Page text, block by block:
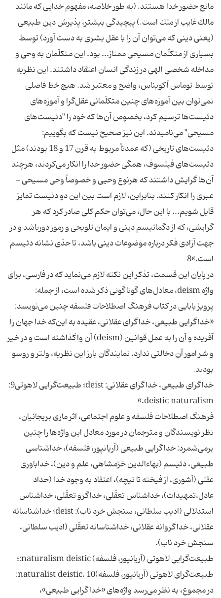
مانع حضور خدا هستند. (به طور خلاصه، مفهوم خدايى كه مانند
مالك غايب از ملك است.) پيچيدگى بيشتر، پذيرش دين طبيعى
(يعنى دينى كه مى‌توان آن را با عقل بشرى به دست آورد) توسط
بسيارى از متكلّمان مسيحى ممتاز... بود. اين متكلّمان به وحى و
مداخله شخصى الهى در زندگى انسان اعتقاد داشتند. اين نظريه
توسط توماس آكويناس، واضح و معتبر شد. هيچ خط فاصلى
نمى‌توان بين آموزه‌هاى چنين متكلّمانى عقل‌گرا و آموزه‌هاى
دئيست‌ها ترسيم كرد، بخصوص آن‌ها كه خود را "دئيست‌هاى
مسيحى" مى‌ناميدند. اين نيز صحيح نيست كه بگوييم:
دئيست‌هاى تاريخى (كه عمدتاً مربوط به قرن 17 و 18 بودند) مثل
دئيست‌هاى فيلسوف، همگى حضور خدا را انكار مى‌كردند، هرچند
آن‌ها گرايش داشتند كه هرنوع وحيى و خصوصاً وحى مسيحى -
عبرى را انكار كنند. بنابراين، لازم است بين اين دو دئيست تمايز
قايل شويم... با اين حال، مى‌توان حكم كلى صادر كرد كه هر
گرايشى، كه از دگماتيسم دينى و ايمان تلويحى و رموز دورباشد و در
جهت آزادى فكر درباره موضوعات دينى باشد، تا حدّى نشانه دئيسم
است.»8
در پايان اين قسمت، تذكر اين نكته لازم مى‌نمايد كه در فارسى، براى
واژه deism، معادل‌هاى گوناگونى ذكر شده است، از جمله:
پرويز بابايى در كتاب فرهنگ اصطلاحات فلسفه چنين مى‌نويسد:
«خداگرايى طبيعى، خداگراى عقلانى، عقيده به اين‌كه خدا جهان را
آفريده و آن را به عمل قوانين (deism) آن واگذاشته است و در خير
و شر امور آن دخالتى ندارد. نمايندگان بارز اين نظريه، ولتر و روسو
بودند.
خداگراى طبيعى، خداگراى عقلانى: deist؛ طبيعت‌گرايى لاهوتى9:
deistic naturalism.»
فرهنگ اصطلاحات فلسفه و علوم اجتماعى، اثر مارى بريجانيان،
نظر نويسندگان و مترجمان در مورد معادل اين واژه‌ها را چنين
برمى‌شمرد: خداگرايى طبيعى (آريانپور، فلسفه)، خداشناسى
طبيعى، دئيسم (بهاءالدين خرّمشاهى، علم و دين)، خداباورى
عقلى (آشورى، از فيخته تا نيچه)، اعتقاد به وجود خدا (حداد
عادل،تمهيدات)، خداشناس تعقّلى، خداگرو تعقّلى، خداشناس
استدلالى (اديب سلطانى، سنجش خرد ناب): deist؛ خداشناسانه
عقلانى، خداگروانه عقلانى، خداشناسانه تعقّلى (اديب سلطانى،
سنجش خرد ناب).
طبيعت‌گرايى لاهوتى (آريانپور، فلسفه) naturalism deistic:؛
طبيعت‌گراى لاهوتى (آريانپور، فلسفه)10 .naturalist deistic:
در مجموع، به نظر مى‌رسد واژه‌هاى «خداگرايى طبيعى»،